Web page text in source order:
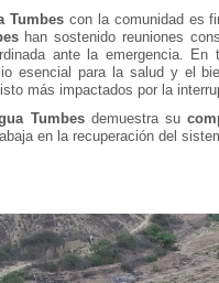
Tumbescon la comunidad es
han sostenido reuniones
ante la emergencia.
esencial para la salud y el
más impactados por la
Tumbesdemuestra su
en la recuperación del